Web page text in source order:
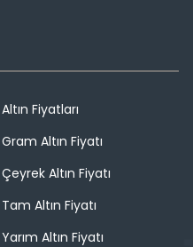
Altın Fiyatları
Gram Altın Fiyatı
Çeyrek Altın Fiyatı
Tam Altın Fiyatı
Yarım Altın Fiyatı